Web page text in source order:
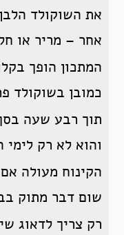
את השוקולד
אחר – מריר או
המתכון הופך
כמובן בשוקולד
תוך רבע שעה
והוא לא רק
הקינוח מעולה
שום דבר מתוק
רק צריך לדאוג